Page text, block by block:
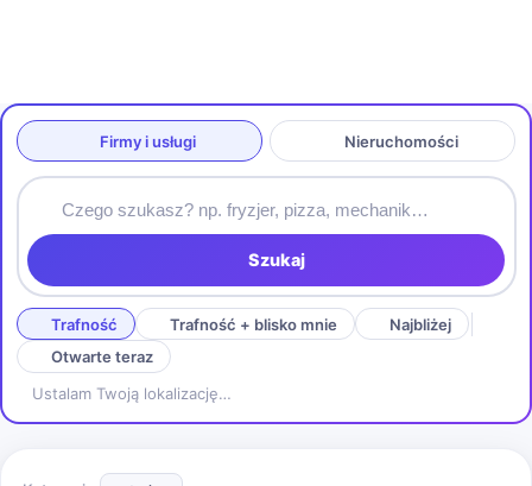
Firmy i usługi Nieruchomości
Szukaj
Trafność Trafność + blisko mnie
Najbliżej
Otwarte teraz
Ustalam Twoją lokalizację…